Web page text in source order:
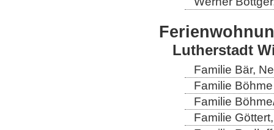
Lutherstadt
Familie Bär,
Familie
Familie
Familie